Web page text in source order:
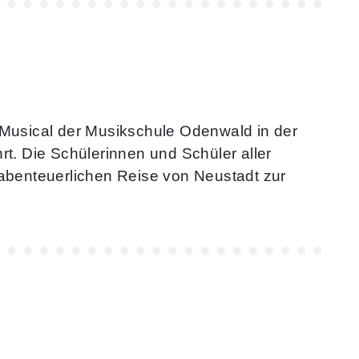
der Musikschule Odenwald in der
Die Schülerinnen und Schüler aller
Reise von Neustadt zur